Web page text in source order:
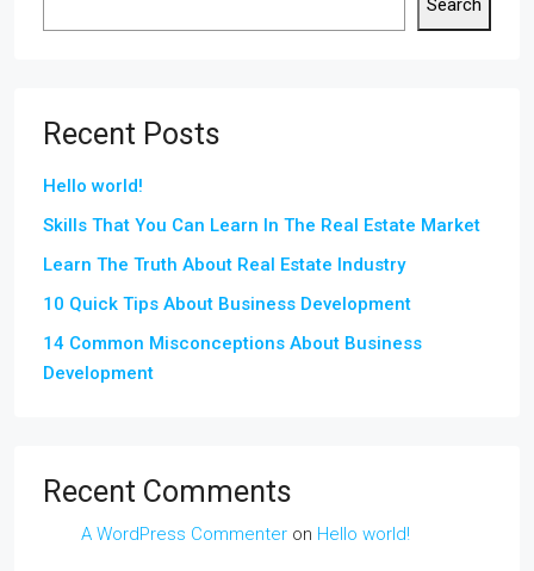
Search
Recent Posts
Hello world!
Skills That You Can Learn In The Real Estate Market
Learn The Truth About Real Estate Industry
10 Quick Tips About Business Development
14 Common Misconceptions About Business
Development
Recent Comments
A WordPress Commenter on Hello world!